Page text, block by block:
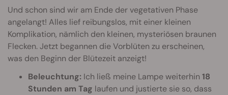
Und schon sind wir am Ende der vegetativen Phase
angelangt! Alles lief reibungslos, mit einer kleinen
Komplikation, nämlich den kleinen, mysteriösen braunen
Flecken. Jetzt begannen die Vorblüten zu erscheinen,
was den Beginn der Blütezeit anzeigt!
Beleuchtung: Ich ließ meine Lampe weiterhin 18
Stunden am Tag laufen und justierte sie so, dass